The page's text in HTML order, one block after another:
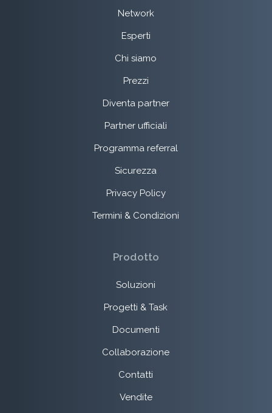
Network
Esperti
Chi siamo
Prezzi
Diventa partner
Partner ufficiali
Programma referral
Sicurezza
Privacy Policy
Termini & Condizioni
Prodotto
Soluzioni
Progetti & Task
Documenti
Collaborazione
Contatti
Vendite